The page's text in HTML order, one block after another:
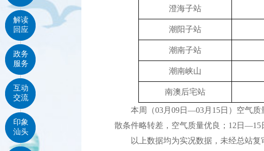
澄海子站
潮阳子站
潮南子站
潮南峡山
南澳后宅站
本周（03月09日—03月15日）空气质
散条件略转差，空气质量优良；12日—15
以上数据均为实况数据，未经总站复
解读
回应
政务
服务
互动
交流
印象
汕头